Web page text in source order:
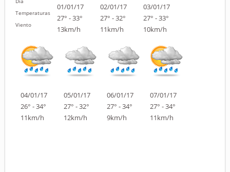
Temperaturas
Viento
01/01/17
27° - 33°
13km/h
02/01/17
27° - 32°
11km/h
03/01/17
27° - 33°
10km/h
04/01/17
26° - 34°
11km/h
05/01/17
27° - 32°
12km/h
06/01/17
27° - 34°
9km/h
07/01/17
27° - 34°
11km/h